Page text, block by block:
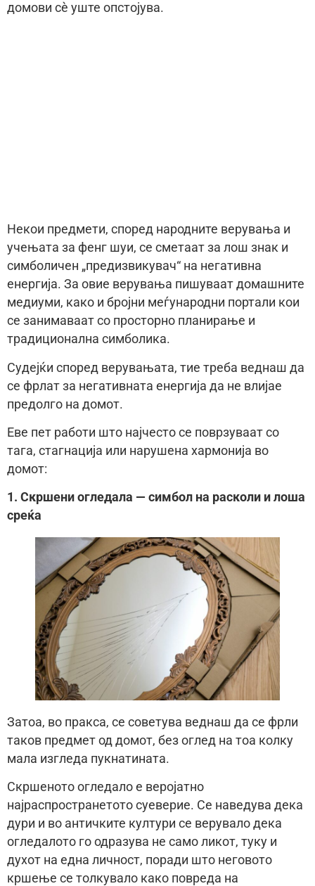
домови сè уште опстојува.
Некои предмети, според народните верувања и
учењата за фенг шуи, се сметаат за лош знак и
симболичен „предизвикувач“ на негативна
енергија. За овие верувања пишуваат домашните
медиуми, како и бројни меѓународни портали кои
се занимаваат со просторно планирање и
традиционална симболика.
Судејќи според верувањата, тие треба веднаш да
се фрлат за негативната енергија да не влијае
предолго на домот.
Еве пет работи што најчесто се поврзуваат со
тага, стагнација или нарушена хармонија во
домот:
1. Скршени огледала — симбол на расколи и лоша
среќа
Затоа, во пракса, се советува веднаш да се фрли
таков предмет од домот, без оглед на тоа колку
мала изгледа пукнатината.
Скршеното огледало е веројатно
најраспространетото суеверие. Се наведува дека
дури и во античките култури се верувало дека
огледалото го одразува не само ликот, туку и
духот на една личност, поради што неговото
кршење се толкувало како повреда на